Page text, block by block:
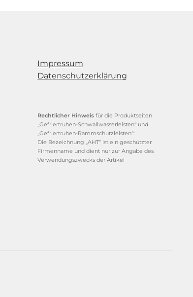
Impressum
Datenschutzerklärung
Rechtlicher Hinweis für die Produktseiten
„Gefriertruhen-Schwallwasserleisten“ und
„Gefriertruhen-Rammschutzleisten“:
Die Bezeichnung „AHT“ ist ein geschützter
Firmenname und dient nur zur Angabe des
Verwendungszwecks der Artikel